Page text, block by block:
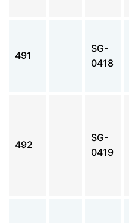
491
SG-
0418
492
SG-
0419